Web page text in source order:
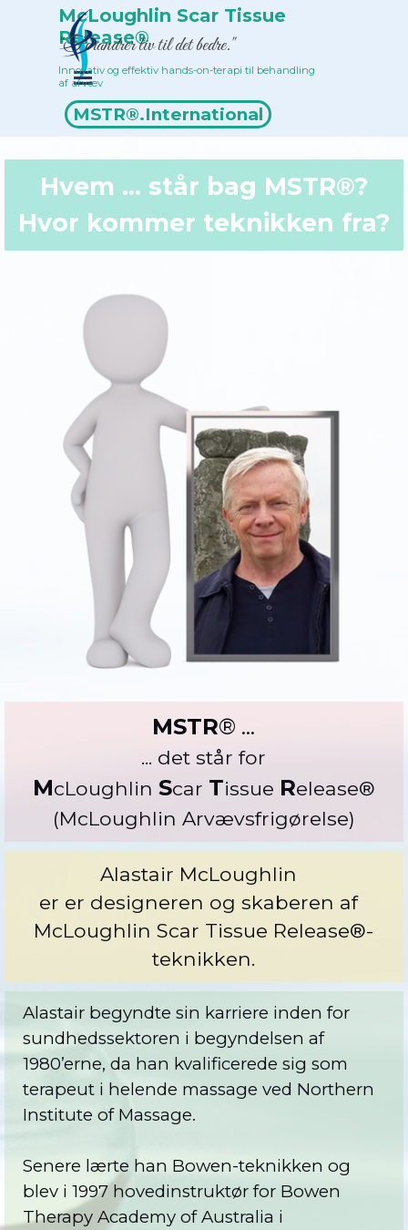
Gå til indholdMcLoughlin Scar Tissue
Release®
MSTR®.International
"Forandrer liv til det bedre."
Terapeutoversigt
Innovativ og effektiv hands-on-terapi til behandling
af arvæv
Spring menu
Hvem ... står bag MSTR®?
Hvor kommer teknikken fra?
MSTR® ...
... det står for
McLoughlin Scar Tissue Release®
(McLoughlin Arvævsfrigørelse)
Alastair McLoughlin
er er designeren og skaberen af
McLoughlin Scar Tissue Release®-
teknikken.
Alastair begyndte sin karriere inden for
sundhedssektoren i begyndelsen af
1980’erne, da han kvalificerede sig som
terapeut i helende massage ved Northern
Institute of Massage.
Senere lærte han Bowen-teknikken og
blev i 1997 hovedinstruktør for Bowen
Therapy Academy of Australia i